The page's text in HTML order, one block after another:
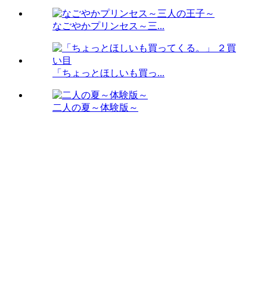
なごやかプリンセス～三...
「ちょっとほしいも買っ...
二人の夏～体験版～